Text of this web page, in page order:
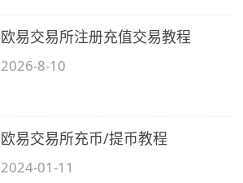
欧易交易所注册充值交易教程
2026-8-10
欧易交易所充币/提币教程
2024-01-11